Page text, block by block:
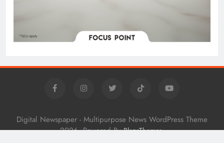
Digital Newspaper - Multipurpose News WordPress Theme
2026. Powered ByBlazeThemes.